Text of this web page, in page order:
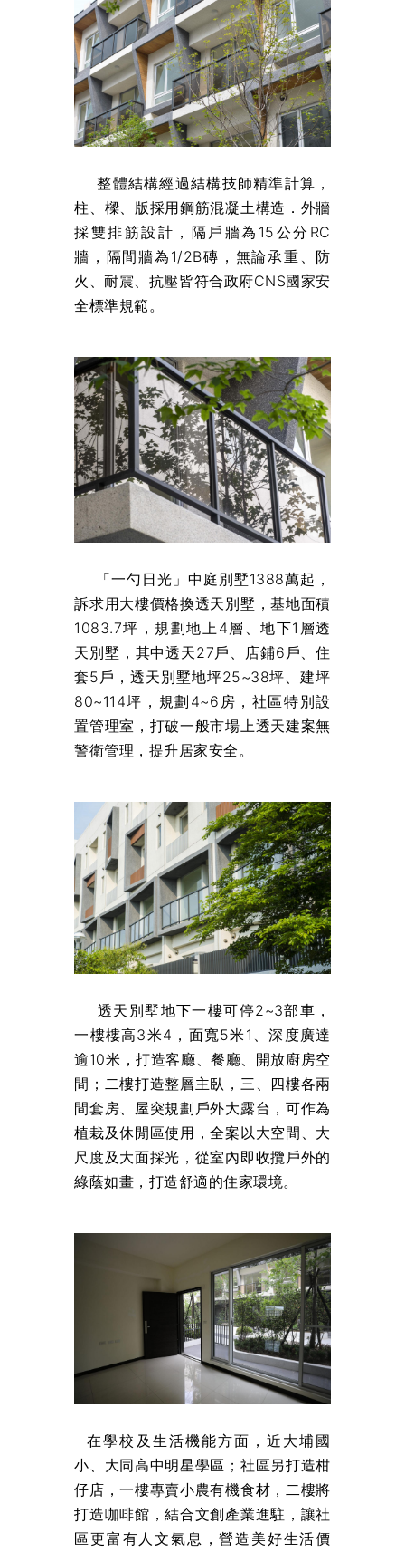
整體結構經過結構技師精準計算，
柱、樑、版採用鋼筋混凝土構造．外牆
採雙排筋設計，隔戶牆為15公分RC
牆，隔間牆為1/2B磚，無論承重、防
火、耐震、抗壓皆符合政府CNS國家安
全標準規範。
「一勺日光」中庭別墅1388萬起，
訴求用大樓價格換透天別墅，基地面積
1083.7坪，規劃地上4層、地下1層透
天別墅，其中透天27戶、店鋪6戶、住
套5戶，透天別墅地坪25~38坪、建坪
80~114坪，規劃4~6房，社區特別設
置管理室，打破一般市場上透天建案無
警衛管理，提升居家安全。
透天別墅地下一樓可停2~3部車，
一樓樓高3米4，面寬5米1、深度廣達
逾10米，打造客廳、餐廳、開放廚房空
間；二樓打造整層主臥，三、四樓各兩
間套房、屋突規劃戶外大露台，可作為
植栽及休閒區使用，全案以大空間、大
尺度及大面採光，從室內即收攬戶外的
綠蔭如畫，打造舒適的住家環境。
在學校及生活機能方面，近大埔國
小、大同高中明星學區；社區另打造柑
仔店，一樓專賣小農有機食材，二樓將
打造咖啡館，結合文創產業進駐，讓社
區更富有人文氣息，營造美好生活價